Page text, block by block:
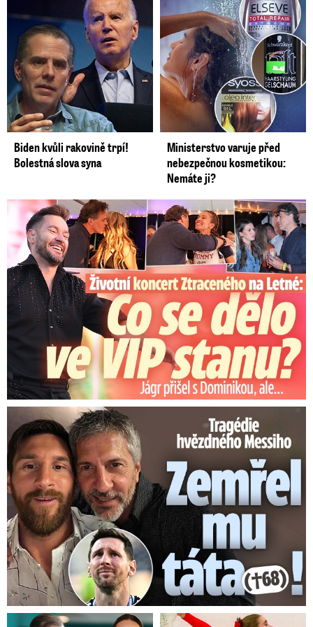
Video se připravuje ...
Jak dokážete sami předpovědět bouřku podle vývoje
oblaků
Biden kvůli rakovině trpí!
Bolestná slova syna
Ministerstvo varuje před
nebezpečnou kosmetikou:
Nemáte ji?
Koncert Ztraceného na Letné: Jágr přišel s Dominikou, ale...
Tragédie hvězdného Messiho: Zemřel mu táta (†68)!